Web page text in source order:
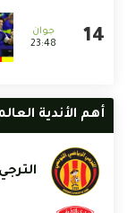
23:48
أهم الأندية